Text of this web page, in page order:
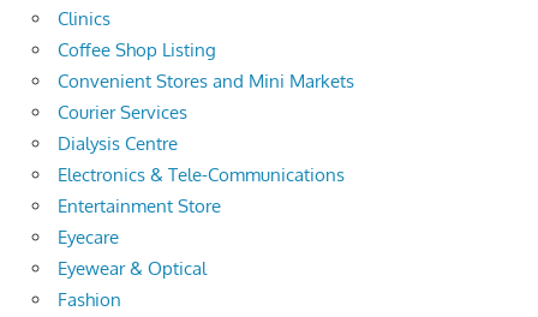
Clinics
Coffee Shop Listing
Convenient Stores and Mini Markets
Courier Services
Dialysis Centre
Electronics & Tele-Communications
Entertainment Store
Eyecare
Eyewear & Optical
Fashion